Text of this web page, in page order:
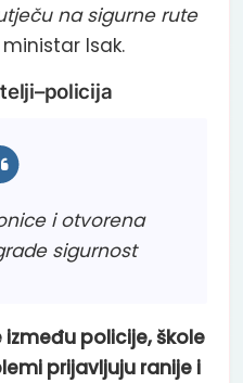
na sigurne rute
Isak.
i otvorena
sigurnost
policije, škole
prijavljuju ranije i